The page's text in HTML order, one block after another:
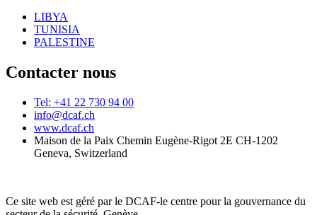
LIBYA
TUNISIA
PALESTINE
Contacter nous
Tel: +41 22 730 94 00
info@dcaf.ch
www.dcaf.ch
Maison de la Paix Chemin Eugène-Rigot 2E CH-1202
Geneva, Switzerland
Ce site web est géré par le DCAF-le centre pour la gouvernance du